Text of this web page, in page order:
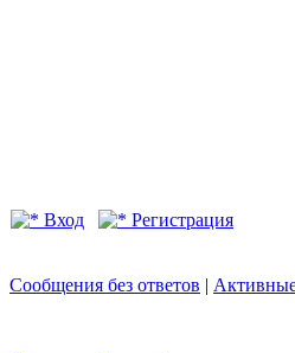
Вход Регистрация
Сообщения без ответов |